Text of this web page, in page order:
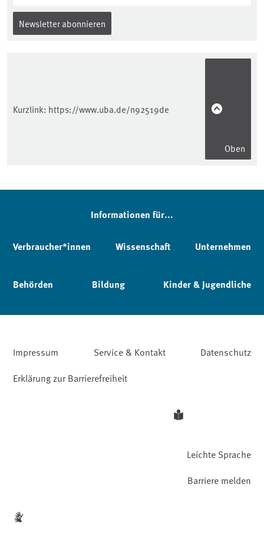
Newsletter abonnieren
Kurzlink: https://www.uba.de/n92519de
Oben
Informationen für...
Verbraucher*innen Wissenschaft Unternehmen
Behörden Bildung Kinder & Jugendliche
Impressum Service & Kontakt
Datenschutz
Erklärung zur Barrierefreiheit
Leichte Sprache
Barriere melden